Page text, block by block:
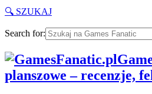
🔍 SZUKAJ
Search for:
planszowe – recenzje,